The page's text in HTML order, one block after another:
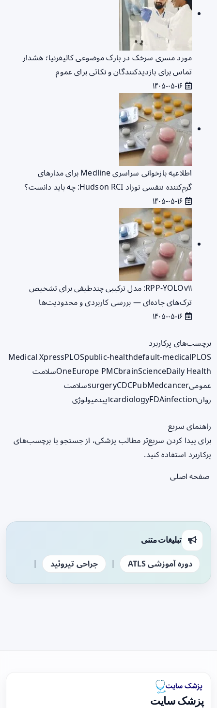
مورد مسری سرخک در پارک موضوعی کالیفرنیا؛ هشدار
تماس برای بازدیدکنندگان و نکاتی برای عموم
اطلاعیه بازخوانی سراسری Medline برای مدارهای
گرم‌کننده تنفسی نوزاد Hudson RCI: چه باید دانست؟
RPP‑YOLOv۱۱: مدل ترکیبی چندطیفی برای تشخیص
ترک‌های جاده‌ای — بررسی کاربردی و محدودیت‌ها
برچسب‌های پرکاربرد
Medical XpressPLOSpublic-healthdefault-medicalPLOS
OneEurope PMCbrainScienceDaily Health
سلامت
عمومی
surgeryCDCPubMedcancer
سلامت
روان
cardiologyFDAinfection اپیدمیولوژی
راهنمای سریع
برای پیدا کردن سریع‌تر مطالب پزشکی، از جستجو یا برچسب‌های
پرکاربرد استفاده کنید.
صفحه اصلی
تبلیغات متنی
دوره آموزشی ATLS | جراحی تیروئید |
پزشک سایت